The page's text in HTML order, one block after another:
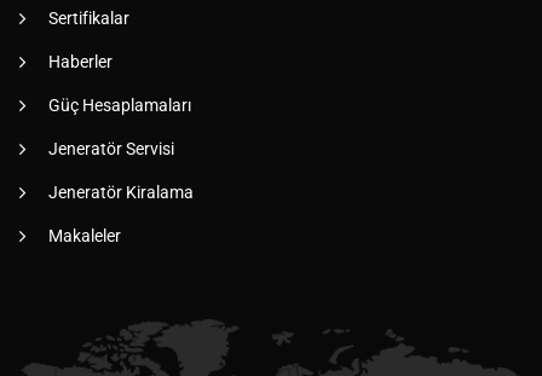
Sertifikalar
Haberler
Güç Hesaplamaları
Jeneratör Servisi
Jeneratör Kiralama
Makaleler